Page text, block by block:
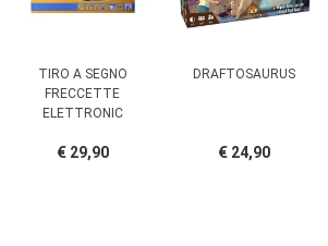
TIRO A SEGNO
FRECCETTE
ELETTRONIC
€ 29,90
DRAFTOSAURUS
€ 24,90